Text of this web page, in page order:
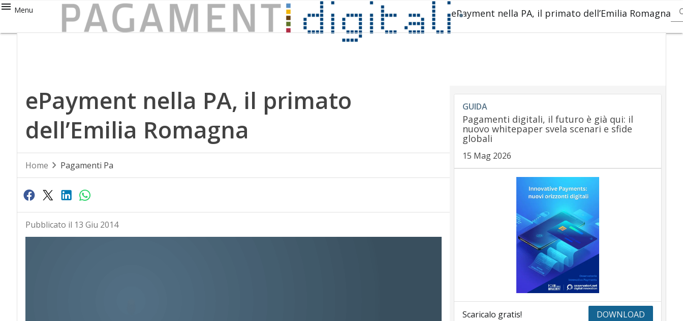
Menu ePayment nella PA, il primato dell’Emilia Romagna
ePayment nella PA, il primato
dell’Emilia Romagna
Home Pagamenti Pa
Pubblicato il 13 Giu 2014
GUIDA
Pagamenti digitali, il futuro è già qui: il
nuovo whitepaper svela scenari e sfide
globali
15 Mag 2026
Scaricalo gratis! DOWNLOAD